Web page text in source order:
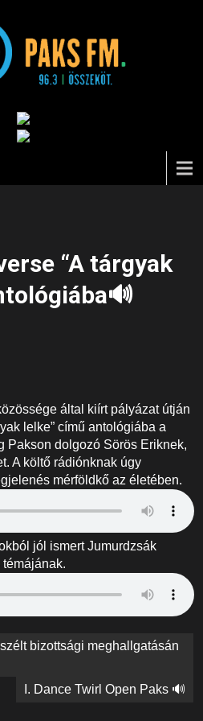
“A tárgyak
által kiírt pályázat útján
lelke” című antológiába a
Pakson dolgozó Sörös Eriknek,
A költő rádiónknak úgy
mérföldkő az életében.
jól ismert Jumurdzsák
bizottsági meghallgatásán
I. Dance Twirl Open Paks 🔊